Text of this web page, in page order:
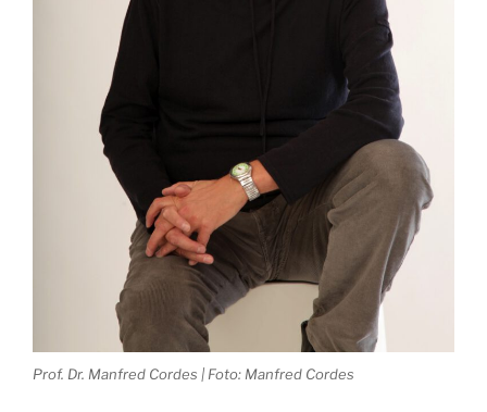
Prof. Dr. Manfred Cordes | Foto: Manfred Cordes